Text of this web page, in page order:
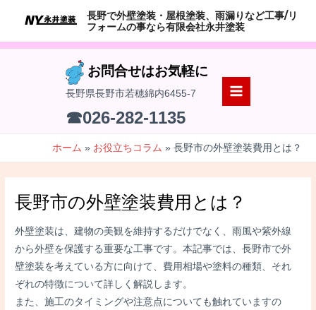
テ
長野で外壁塗装・屋根塗装、雨漏りなど工事/リ
フォームの事なら有限会社永井塗装
お問合せはお気軽に
長野県長野市若穂綿内6455-7
☎026-282-1135
MAIN
ホーム お役立ちコラム 長野市の外壁塗装費用とは？
長野市の外壁塗装費用とは？
外壁塗装は、建物の美観を維持するだけでなく、雨風や紫外線
から外壁を保護する重要な工事です。本記事では、長野市で外
壁塗装を考えている方に向けて、費用相場や塗料の種類、それ
ぞれの特徴について詳しく解説します。
また、施工のタイミングや注意点についても触れていますの